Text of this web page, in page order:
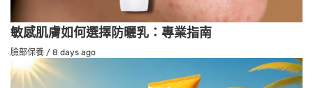
敏感肌膚如何選擇防曬乳：專業指南
臉部保養 / 8 days ago